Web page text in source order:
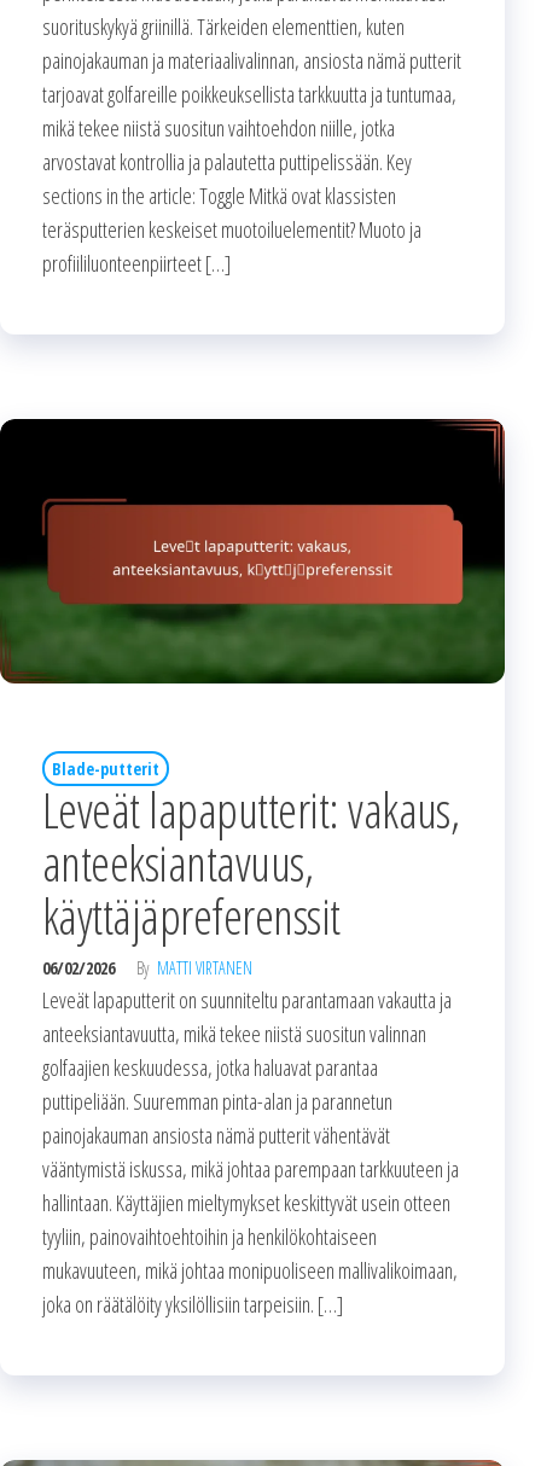
suorituskykyä griinillä. Tärkeiden elementtien, kuten
painojakauman ja materiaalivalinnan, ansiosta nämä putterit
tarjoavat golfareille poikkeuksellista tarkkuutta ja tuntumaa,
mikä tekee niistä suositun vaihtoehdon niille, jotka
arvostavat kontrollia ja palautetta puttipelissään. Key
sections in the article: Toggle Mitkä ovat klassisten
teräsputterien keskeiset muotoiluelementit? Muoto ja
profiililuonteenpiirteet […]
Blade-putterit
Leveät lapaputterit: vakaus,
anteeksiantavuus,
käyttäjäpreferenssit
06/02/2026 By MATTI VIRTANEN
Leveät lapaputterit on suunniteltu parantamaan vakautta ja
anteeksiantavuutta, mikä tekee niistä suositun valinnan
golfaajien keskuudessa, jotka haluavat parantaa
puttipeliään. Suuremman pinta-alan ja parannetun
painojakauman ansiosta nämä putterit vähentävät
vääntymistä iskussa, mikä johtaa parempaan tarkkuuteen ja
hallintaan. Käyttäjien mieltymykset keskittyvät usein otteen
tyyliin, painovaihtoehtoihin ja henkilökohtaiseen
mukavuuteen, mikä johtaa monipuoliseen mallivalikoimaan,
joka on räätälöity yksilöllisiin tarpeisiin. […]